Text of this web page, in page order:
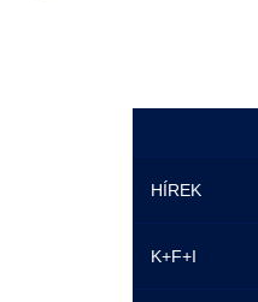
HÍREK
Hírek
K+F+I